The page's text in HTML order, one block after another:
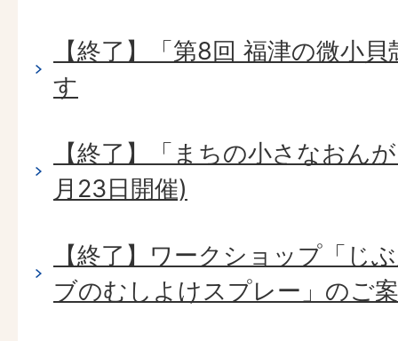
【終了】「第8回 福津の微小
す
【終了】「まちの小さなおん
月23日開催)
【終了】ワークショップ「じ
ブのむしよけスプレー」のご